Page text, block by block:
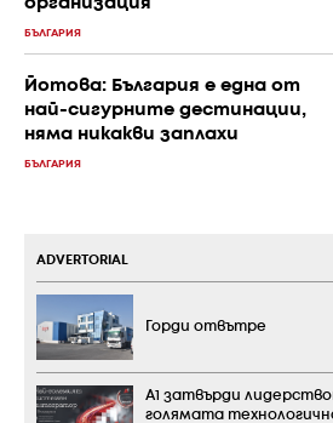
организация
БЪЛГАРИЯ
Йотова: България е една от
най-сигурните дестинации,
няма никакви заплахи
БЪЛГАРИЯ
ADVERTORIAL
Горди отвътре
А1 затвърди
голямата